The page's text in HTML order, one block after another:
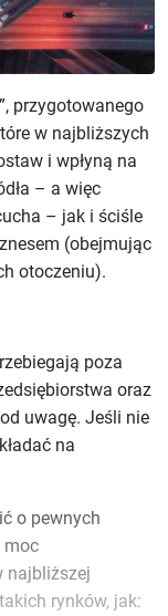
przygotowanego
w najbliższych
i wpłyną na
– a więc
– jak i ściśle
(obejmując
otoczeniu).
poza
oraz
uwagę. Jeśli nie
na
o pewnych
moc
najbliższej
rynków, jak: